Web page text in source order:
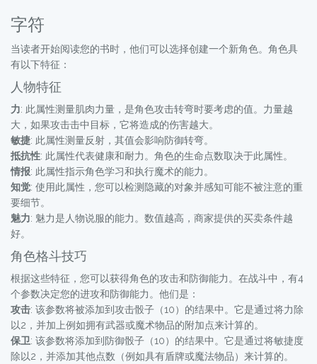
字符
当读者开始阅读您的书时，他们可以选择创建一个新角色。角色具
有以下特征：
人物特征
力: 此属性测量肌肉力量，是角色攻击转弯时要考虑的值。力量越
大，如果攻击击中目标，它将造成的伤害越大。
敏捷: 此属性测量反射，其值会影响防御转弯。
抵抗性: 此属性代表健康和耐力。角色的生命点数取决于此属性。
情报: 此属性指示角色学习和执行魔术的能力。
知觉: 使用此属性，您可以检测隐藏的对象并感知可能不被注意的重
要细节。
魅力: 魅力是人物说服的能力。数值越高，商家提供的买卖条件越
好。
角色格斗技巧
根据这些特征，您可以获得角色的攻击和防御能力。在战斗中，有4
个参数决定您的进攻和防御能力。他们是：
攻击: 该参数将被添加到攻击骰子（10）的结果中。它是通过将力除
以2，并加上例如拥有武器或魔术物品的附加点来计算的。
保卫: 该参数将添加到防御骰子（10）的结果中。它是通过将敏捷度
除以2，并添加其他点数（例如具有盾牌或魔法物品）来计算的。